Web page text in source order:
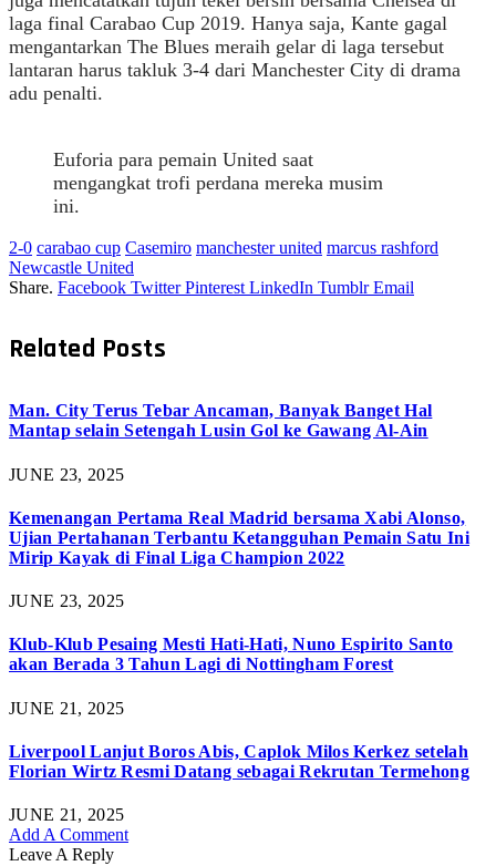
laga final Carabao Cup 2019. Hanya saja, Kante gagal
mengantarkan The Blues meraih gelar di laga tersebut
lantaran harus takluk 3-4 dari Manchester City di drama
adu penalti.
Euforia para pemain United saat
mengangkat trofi perdana mereka musim
ini.
2-0 carabao cup Casemiro manchester united marcus rashford
Newcastle United
Share. Facebook Twitter Pinterest LinkedIn Tumblr Email
Related Posts
Man. City Terus Tebar Ancaman, Banyak Banget Hal
Mantap selain Setengah Lusin Gol ke Gawang Al-Ain
JUNE 23, 2025
Kemenangan Pertama Real Madrid bersama Xabi Alonso,
Ujian Pertahanan Terbantu Ketangguhan Pemain Satu Ini
Mirip Kayak di Final Liga Champion 2022
JUNE 23, 2025
Klub-Klub Pesaing Mesti Hati-Hati, Nuno Espirito Santo
akan Berada 3 Tahun Lagi di Nottingham Forest
JUNE 21, 2025
Liverpool Lanjut Boros Abis, Caplok Milos Kerkez setelah
Florian Wirtz Resmi Datang sebagai Rekrutan Termehong
JUNE 21, 2025
Add A Comment
Leave A Reply